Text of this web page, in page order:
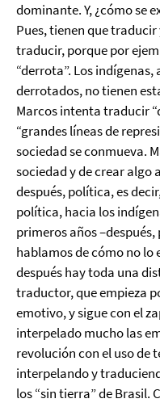
dominante. Y, ¿cómo se
Pues, tienen que
traducir, porque por
“derrota”. Los
derrotados, no tienen
Marcos intenta traducir
“grandes líneas de
sociedad se conmueva.
sociedad y de crear algo
después, política, es
política, hacia los
primeros años
hablamos de cómo no lo
después hay toda una
traductor, que empieza
emotivo, y sigue con el
interpelado mucho las
revolución con el uso de
interpelando y
los “sin tierra” de Brasil.